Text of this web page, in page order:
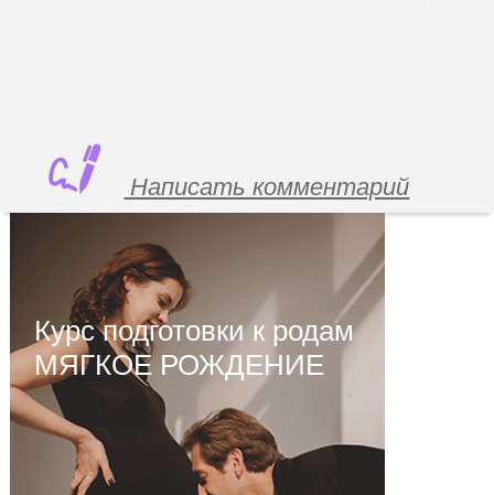
Написать комментарий
Курс подготовки к родам
МЯГКОЕ РОЖДЕНИЕ